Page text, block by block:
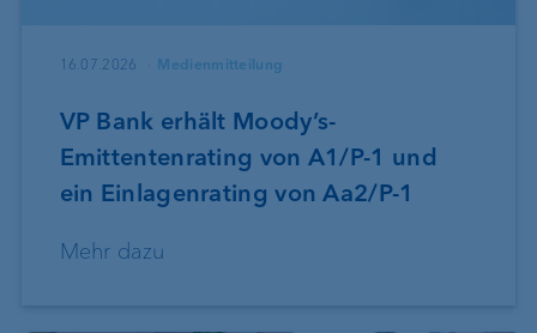
16.07.2026 Medienmitteilung
VP Bank erhält Moody’s-
Emittentenrating von A1/P-1 und
ein Einlagenrating von Aa2/P-1
Mehr dazu